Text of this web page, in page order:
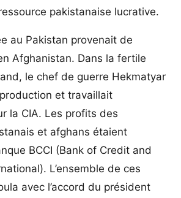
pakistanaise lucrative.
au Pakistan provenait de
Afghanistan. Dans la fertile
le chef de guerre Hekmatyar
et travaillait
la CIA. Les profits des
et afghans étaient
BCCI (Bank of Credit and
L’ensemble de ces
avec l’accord du président